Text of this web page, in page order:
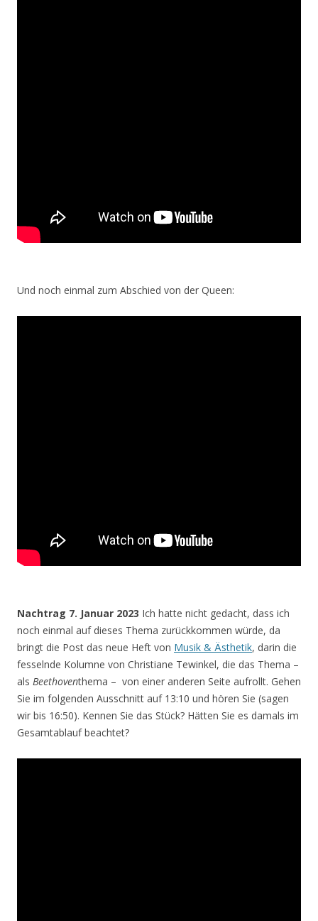
Und noch einmal zum Abschied von der Queen:
Nachtrag 7. Januar 2023 Ich hatte nicht gedacht, dass ich
noch einmal auf dieses Thema zurückkommen würde, da
bringt die Post das neue Heft von Musik & Ästhetik, darin die
fesselnde Kolumne von Christiane Tewinkel, die das Thema –
als Beethoventhema – von einer anderen Seite aufrollt. Gehen
Sie im folgenden Ausschnitt auf 13:10 und hören Sie (sagen
wir bis 16:50). Kennen Sie das Stück? Hätten Sie es damals im
Gesamtablauf beachtet?